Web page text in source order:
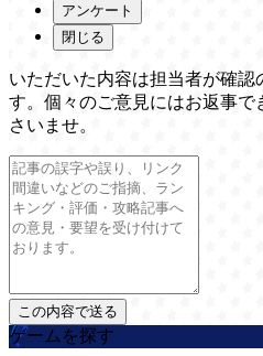
アンケート
閉じる
いただいた内容は担当者が確認
す。個々のご意見にはお返事
さいませ。
ゲームを探す